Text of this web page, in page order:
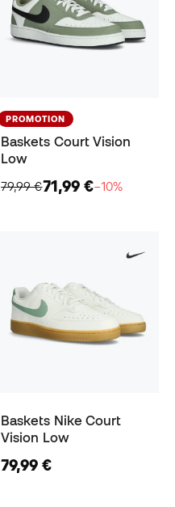
PROMOTION
Baskets Court Vision
Low
79,99 €71,99 €−10%
Baskets Nike Court
Vision Low
79,99 €